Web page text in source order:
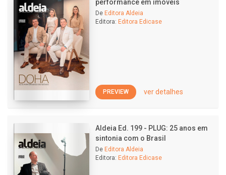
performance em imóveis
De Editora Aldeia
Editora: Editora Edicase
PREVIEW ver detalhes
Aldeia Ed. 199 - PLUG: 25 anos em
sintonia com o Brasil
De Editora Aldeia
Editora: Editora Edicase